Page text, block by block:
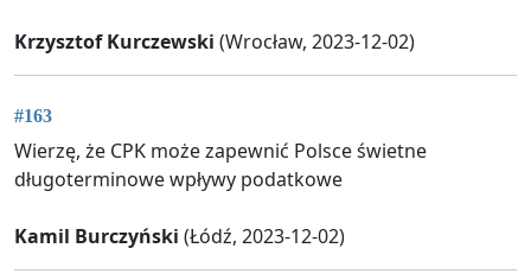
Krzysztof Kurczewski (Wrocław, 2023-12-02)
#163
Wierzę, że CPK może zapewnić Polsce świetne
długoterminowe wpływy podatkowe
Kamil Burczyński (Łódź, 2023-12-02)